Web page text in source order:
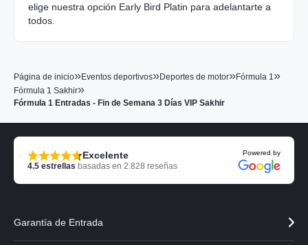
elige nuestra opción Early Bird Platin para adelantarte a
todos.
Página de inicio»Eventos deportivos»Deportes de motor»Fórmula 1»
Fórmula 1 Sakhir»
Fórmula 1 Entradas - Fin de Semana 3 Días VIP Sakhir
Excelente
4.5 estrellas basadas en 2.828 reseñas
Powered by
Garantía de Entrada